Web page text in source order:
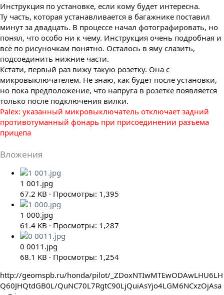
Инструкция по установке, если кому будет интересна.
Ту часть, которая устанавливается в багажнике поставил
минут за двадцать. В процессе начал фотографировать, но
понял, что особо ни к чему. Инструкция очень подробная и
всё по рисуночкам понятно. Осталось в яму слазить,
подсоединить нижние части.
Кстати, первый раз вижу такую розетку. Она с
микровыключателем. Не знаю, как будет после установки,
но пока предположение, что напруга в розетке появляется
только после подключения вилки.
Palex: указанный микровыключатель отключает задний
противотуманный фонарь при присоединении разъема
прицепа
Вложения
1 001.jpg
67.2 KB · Просмотры: 1,395
1 000.jpg
61.4 KB · Просмотры: 1,287
0 0011.jpg
68.1 KB · Просмотры: 1,254
http://geomspb.ru/honda/pilot/_ZDoxNTIwMTEwODAwLHU6LH
Q60JHQtdGB0L/QuNC70L7RgtC90LjQuiAsYjo4LGM6NCxzOjAsa